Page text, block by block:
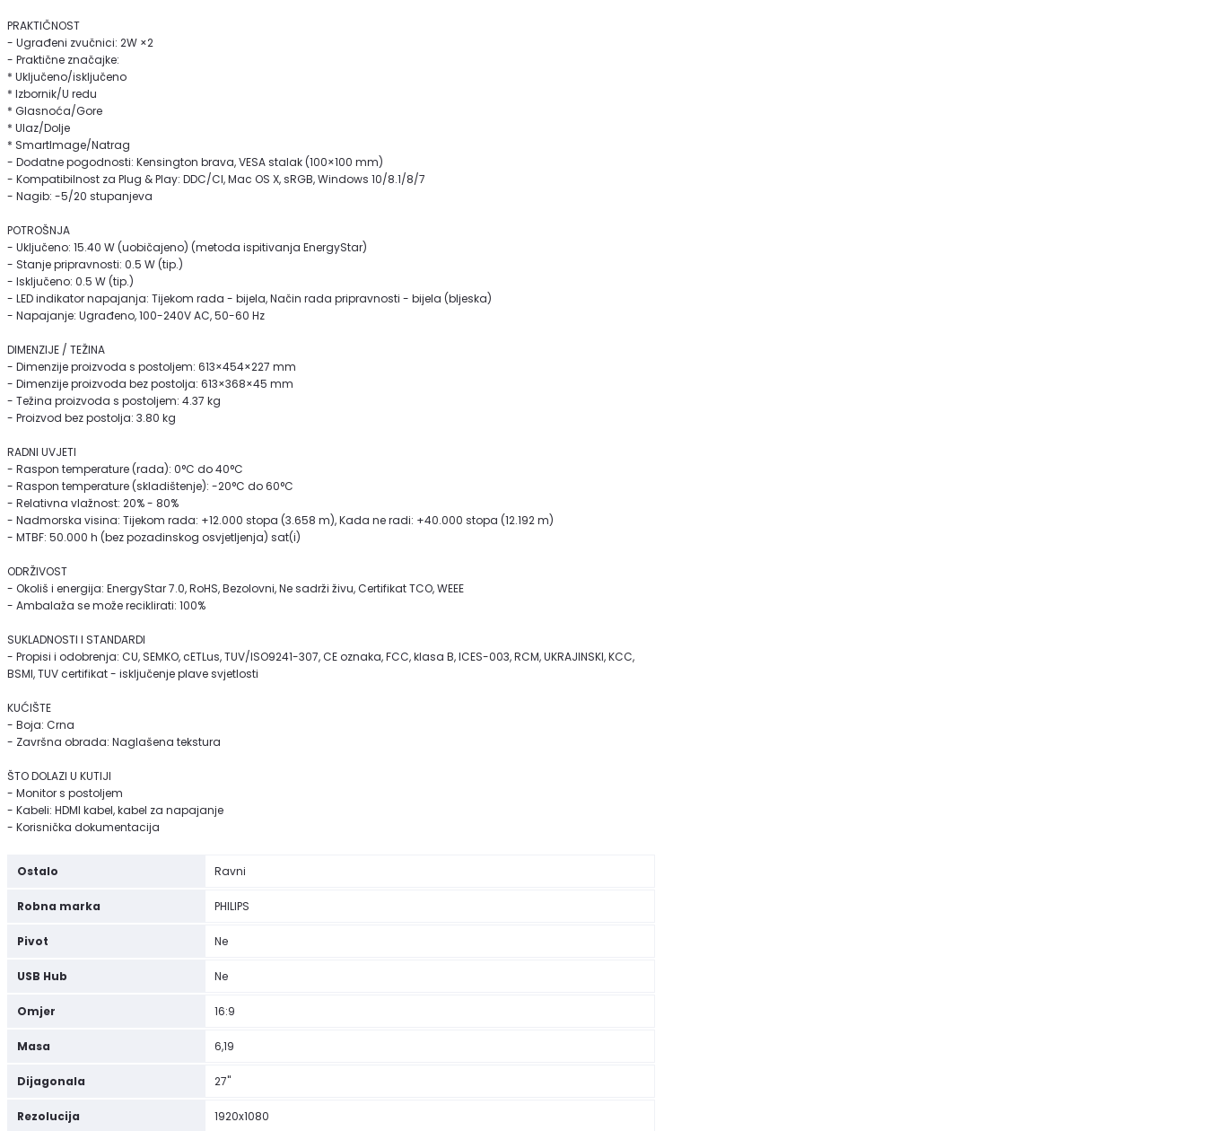
PRAKTIČNOST
- Ugrađeni zvučnici: 2W ×2
- Praktične značajke:
* Uključeno/isključeno
* Izbornik/U redu
* Glasnoća/Gore
* Ulaz/Dolje
* SmartImage/Natrag
- Dodatne pogodnosti: Kensington brava, VESA stalak (100×100 mm)
- Kompatibilnost za Plug & Play: DDC/CI, Mac OS X, sRGB, Windows 10/8.1/8/7
- Nagib: -5/20 stupanjeva
POTROŠNJA
- Uključeno: 15.40 W (uobičajeno) (metoda ispitivanja EnergyStar)
- Stanje pripravnosti: 0.5 W (tip.)
- Isključeno: 0.5 W (tip.)
- LED indikator napajanja: Tijekom rada - bijela, Način rada pripravnosti - bijela (bljeska)
- Napajanje: Ugrađeno, 100-240V AC, 50-60 Hz
DIMENZIJE / TEŽINA
- Dimenzije proizvoda s postoljem: 613×454×227 mm
- Dimenzije proizvoda bez postolja: 613×368×45 mm
- Težina proizvoda s postoljem: 4.37 kg
- Proizvod bez postolja: 3.80 kg
RADNI UVJETI
- Raspon temperature (rada): 0°C do 40°C
- Raspon temperature (skladištenje): -20°C do 60°C
- Relativna vlažnost: 20% - 80%
- Nadmorska visina: Tijekom rada: +12.000 stopa (3.658 m), Kada ne radi: +40.000 stopa (12.192 m)
- MTBF: 50.000 h (bez pozadinskog osvjetljenja) sat(i)
ODRŽIVOST
- Okoliš i energija: EnergyStar 7.0, RoHS, Bezolovni, Ne sadrži živu, Certifikat TCO, WEEE
- Ambalaža se može reciklirati: 100%
SUKLADNOSTI I STANDARDI
- Propisi i odobrenja: CU, SEMKO, cETLus, TUV/ISO9241-307, CE oznaka, FCC, klasa B, ICES-003, RCM, UKRAJINSKI, KCC,
BSMI, TUV certifikat - isključenje plave svjetlosti
KUĆIŠTE
- Boja: Crna
- Završna obrada: Naglašena tekstura
ŠTO DOLAZI U KUTIJI
- Monitor s postoljem
- Kabeli: HDMI kabel, kabel za napajanje
- Korisnička dokumentacija
Ostalo Ravni
Robna marka PHILIPS
Pivot Ne
USB Hub Ne
Omjer 16:9
Masa 6,19
Dijagonala 27"
Rezolucija 1920x1080